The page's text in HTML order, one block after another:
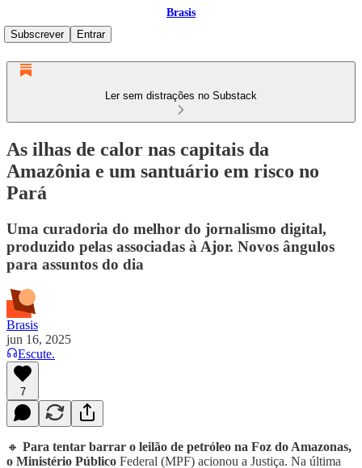
Brasis
Subscrever
Entrar
Ler sem distrações no Substack
As ilhas de calor nas capitais da
Amazônia e um santuário em risco no
Pará
Uma curadoria do melhor do jornalismo digital,
produzido pelas associadas à Ajor. Novos ângulos
para assuntos do dia
Brasis
jun 16, 2025
Escute.
7
🔸 Para tentar barrar o leilão de petróleo na Foz do Amazonas,
o Ministério Público Federal (MPF) acionou a Justiça. Na última